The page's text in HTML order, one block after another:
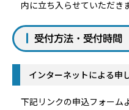
内に立ち入らせていただき
受付方法・受付時間
インターネットによる申
下記リンクの申込フォーム